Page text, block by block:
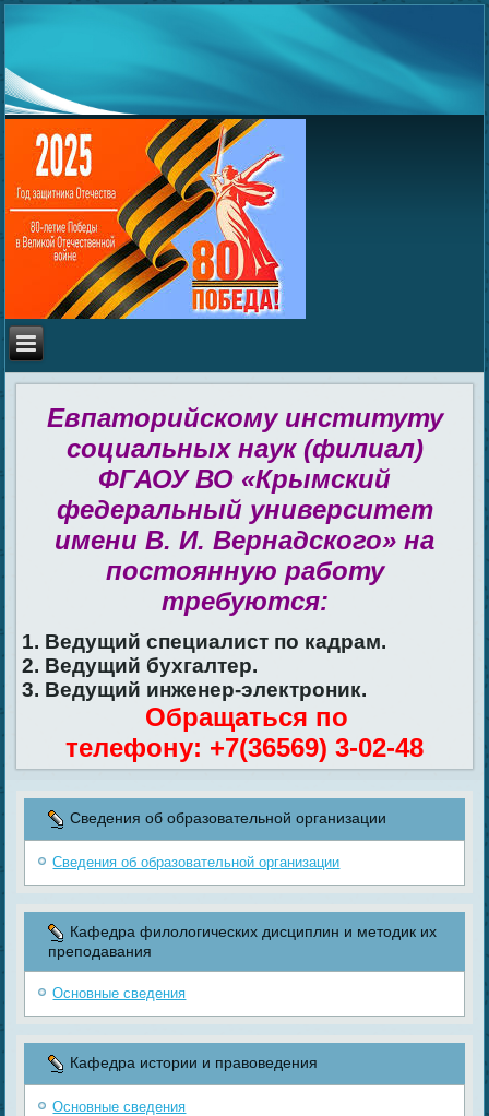
Евпаторийскому институту
социальных наук (филиал)
ФГАОУ ВО «Крымский
федеральный университет
имени В. И. Вернадского» на
постоянную работу
требуются:
1. Ведущий специалист по кадрам.
2. Ведущий бухгалтер.
3. Ведущий инженер-электроник.
Обращаться по
телефону: +7(36569) 3-02-48
Сведения об образовательной организации
Сведения об образовательной организации
Кафедра филологических дисциплин и методик их
преподавания
Основные сведения
Кафедра истории и правоведения
Основные сведения